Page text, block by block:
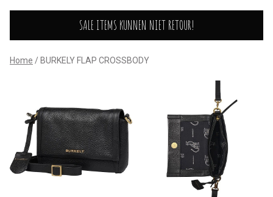
BURKELY
FLAP
CROSSBODY
Saminas
SALE ITEMS KUNNEN NIET RETOUR!
Home BURKELY FLAP CROSSBODY